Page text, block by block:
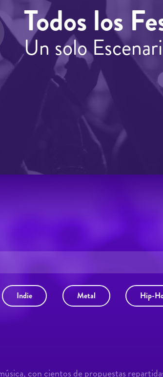
Todos los
Un solo
Indie Metal Hip-
con cientos de propuestas